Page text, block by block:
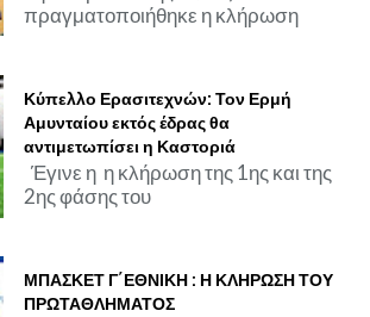
πραγματοποιήθηκε η κλήρωση
Κύπελλο Ερασιτεχνών: Τον Ερμή
Αμυνταίου εκτός έδρας θα
αντιμετωπίσει η Καστοριά
Έγινε η η κλήρωση της 1ης και της
2ης φάσης του
ΜΠΑΣΚΕΤ Γ΄ΕΘΝΙΚΗ : Η ΚΛΗΡΩΣΗ ΤΟΥ
ΠΡΩΤΑΘΛΗΜΑΤΟΣ